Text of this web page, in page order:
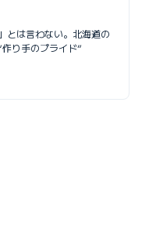
とは言わない。北海道の
り手のプライド”